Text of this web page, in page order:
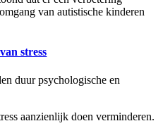
van autistische kinderen
stress
duur psychologische en
aanzienlijk doen verminderen.